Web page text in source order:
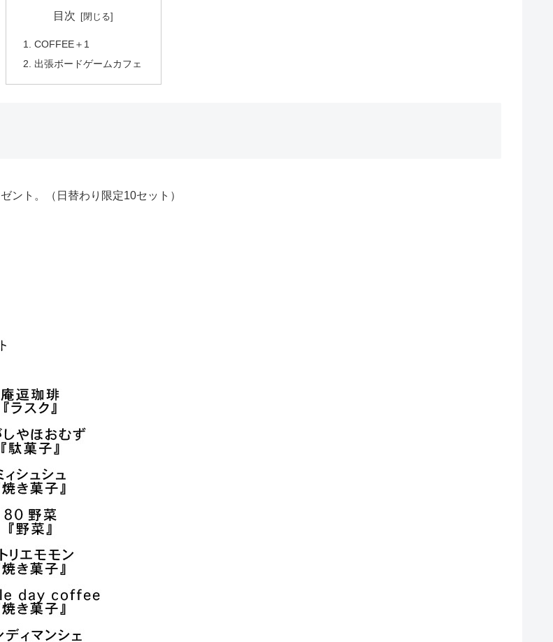
目次
COFFEE＋1
出張ボードゲームカフェ
ント。（日替わり限定10セット）